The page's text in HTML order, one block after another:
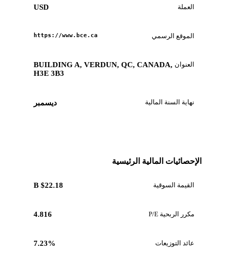
العملة USD
الموقع الرسمي https://www.bce.ca
العنوان BUILDING A, VERDUN, QC, CANADA,
H3E 3B3
نهاية السنة المالية ديسمبر
الإحصائيات المالية الرئيسية
القيمة السوقية $22.18 B
مكرر الربحية P/E 4.816
عائد التوزيعات 7.23%